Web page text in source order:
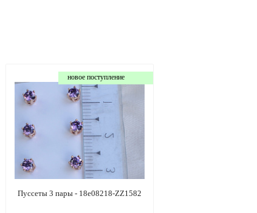
новое поступление
Пуссеты 3 пары - 18e08218-ZZ1582